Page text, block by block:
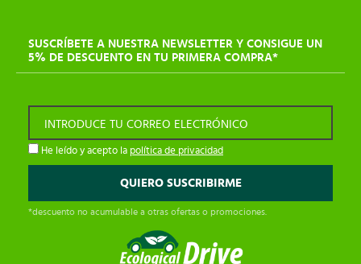
SUSCRÍBETE A NUESTRA NEWSLETTER Y CONSIGUE UN
5% DE DESCUENTO EN TU PRIMERA COMPRA*
INTRODUCE TU CORREO ELECTRÓNICO
He leído y acepto la política de privacidad
*descuento no acumulable a otras ofertas o promociones.